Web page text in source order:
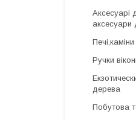
Аксесуарі
аксесуари
Печі,каміни
Ручки
дерева
Побутова